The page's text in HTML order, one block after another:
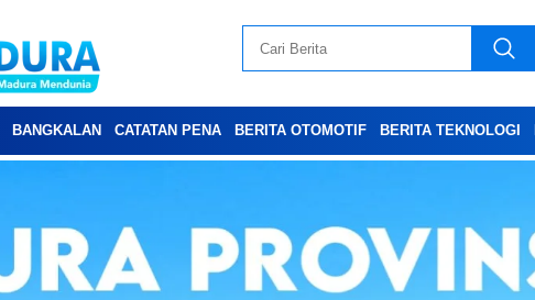
BANGKALAN CATATAN PENA BERITA OTOMOTIF BERITA TEKNOLOGI